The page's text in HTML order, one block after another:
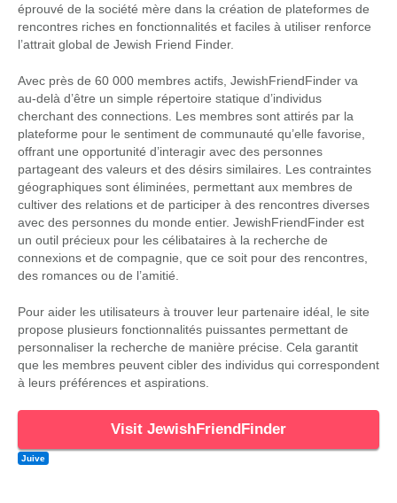
éprouvé de la société mère dans la création de plateformes de
rencontres riches en fonctionnalités et faciles à utiliser renforce
l’attrait global de Jewish Friend Finder.
Avec près de 60 000 membres actifs, JewishFriendFinder va
au-delà d’être un simple répertoire statique d’individus
cherchant des connections. Les membres sont attirés par la
plateforme pour le sentiment de communauté qu’elle favorise,
offrant une opportunité d’interagir avec des personnes
partageant des valeurs et des désirs similaires. Les contraintes
géographiques sont éliminées, permettant aux membres de
cultiver des relations et de participer à des rencontres diverses
avec des personnes du monde entier. JewishFriendFinder est
un outil précieux pour les célibataires à la recherche de
connexions et de compagnie, que ce soit pour des rencontres,
des romances ou de l’amitié.
Pour aider les utilisateurs à trouver leur partenaire idéal, le site
propose plusieurs fonctionnalités puissantes permettant de
personnaliser la recherche de manière précise. Cela garantit
que les membres peuvent cibler des individus qui correspondent
à leurs préférences et aspirations.
Visit JewishFriendFinder
Juive